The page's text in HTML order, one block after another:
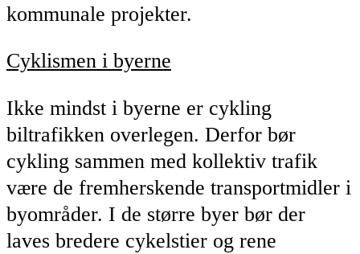
kommunale projekter.
Cyklismen i byerne
Ikke mindst i byerne er cykling
biltrafikken overlegen. Derfor bør
cykling sammen med kollektiv trafik
være de fremherskende transportmidler i
byområder. I de større byer bør der
laves bredere cykelstier og rene